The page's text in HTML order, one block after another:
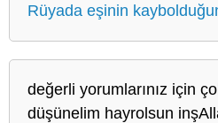
Rüyada eşinin
değerli yorumlarınız için
düşünelim hayrolsun